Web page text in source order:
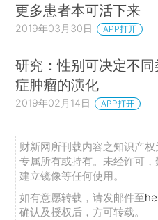
更多患者本可活下来
2019年03月30日 APP打开
研究：性别可决定不同
症肿瘤的演化
2019年02月14日 APP打开
财新网所刊载内容之知识产
专属所有或持有。未经许可
建立镜像等任何使用。
如有意愿转载，请发邮件至
确认及授权后，方可转载。